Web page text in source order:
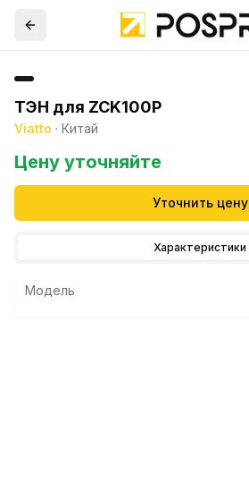
ТЭН для ZCK100P
Viatto · Китай
Цену уточняйте
Уточнить цену
Характеристики
Модель